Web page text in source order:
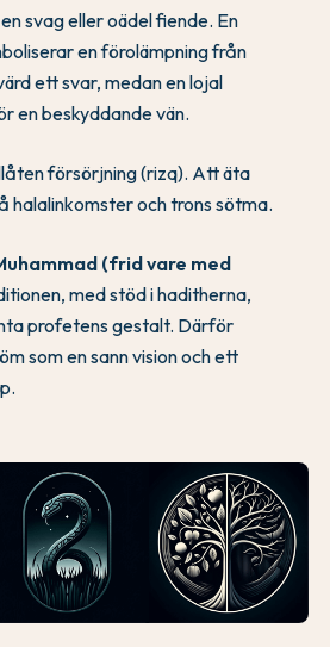
svag eller oädel fiende. En
en förolämpning från
ett svar, medan en lojal
en beskyddande vän.
försörjning (rizq). Att äta
halalinkomster och trons sötma.
(frid vare med
med stöd i haditherna,
profetens gestalt. Därför
som en sann vision och ett